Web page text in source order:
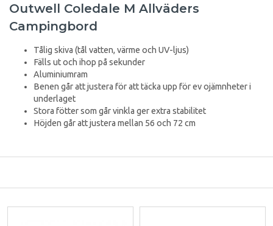
Outwell Coledale M Allväders
Campingbord
Tålig skiva (tål vatten, värme och UV-ljus)
Fälls ut och ihop på sekunder
Aluminiumram
Benen går att justera för att täcka upp för ev ojämnheter i
underlaget
Stora fötter som går vinkla ger extra stabilitet
Höjden går att justera mellan 56 och 72 cm